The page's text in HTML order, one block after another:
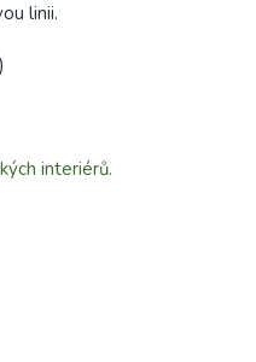
linii.
interiérů.